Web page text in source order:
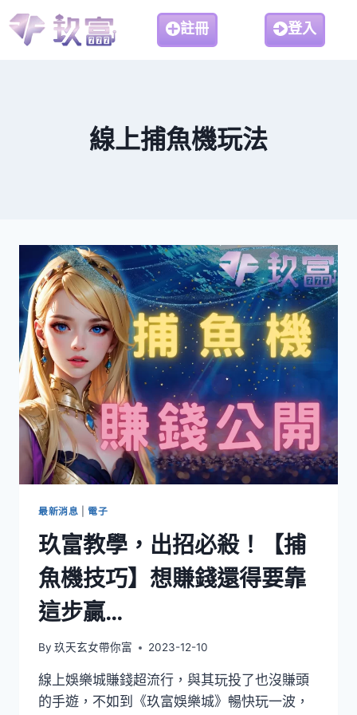
註冊 登入
線上捕魚機玩法
最新消息 電子
玖富教學，出招必殺！【捕
魚機技巧】想賺錢還得要靠
這步贏…
By 玖天玄女帶你富 2023-12-10
線上娛樂城賺錢超流行，與其玩投了也沒賺頭
的手遊，不如到《玖富娛樂城》暢快玩一波，